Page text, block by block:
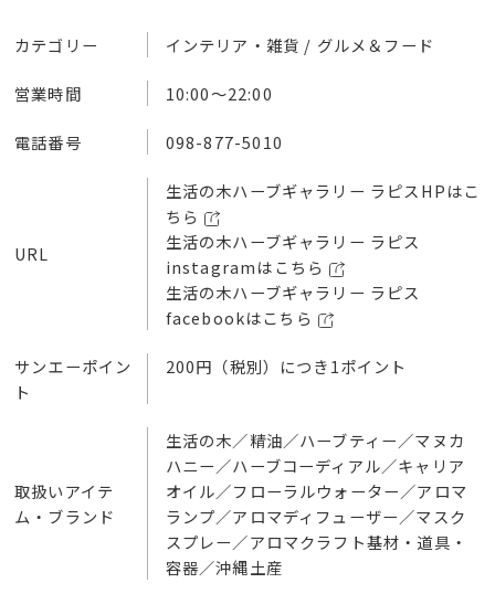
カテゴリー インテリア・雑貨 / グルメ＆フード
営業時間 10:00～22:00
電話番号 098-877-5010
URL
生活の木ハーブギャラリー ラピスHPはこ
ちら
生活の木ハーブギャラリー ラピス
instagramはこちら
生活の木ハーブギャラリー ラピス
facebookはこちら
サンエーポイン
ト
200円（税別）につき1ポイント
取扱いアイテ
ム・ブランド
生活の木／精油／ハーブティー／マヌカ
ハニー／ハーブコーディアル／キャリア
オイル／フローラルウォーター／アロマ
ランプ／アロマディフューザー／マスク
スプレー／アロマクラフト基材・道具・
容器／沖縄土産